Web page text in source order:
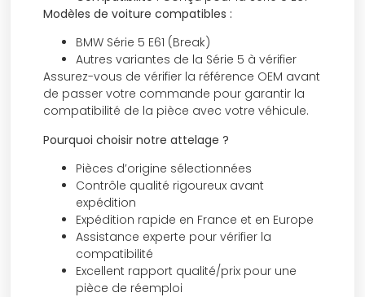
Modèles de voiture compatibles :
BMW Série 5 E61 (Break)
Autres variantes de la Série 5 à vérifier
Assurez-vous de vérifier la référence OEM avant
de passer votre commande pour garantir la
compatibilité de la pièce avec votre véhicule.
Pourquoi choisir notre attelage ?
Pièces d’origine sélectionnées
Contrôle qualité rigoureux avant
expédition
Expédition rapide en France et en Europe
Assistance experte pour vérifier la
compatibilité
Excellent rapport qualité/prix pour une
pièce de réemploi